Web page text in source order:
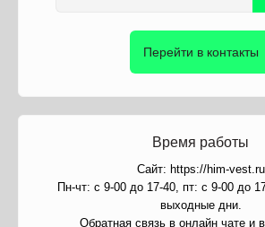
Перейти в контакты
Время работы
Сайт: https://him-vest.ru
Пн-чт: с 9-00 до 17-40, пт: с 9-00 до
выходные дни.
Обратная связь в онлайн чате и